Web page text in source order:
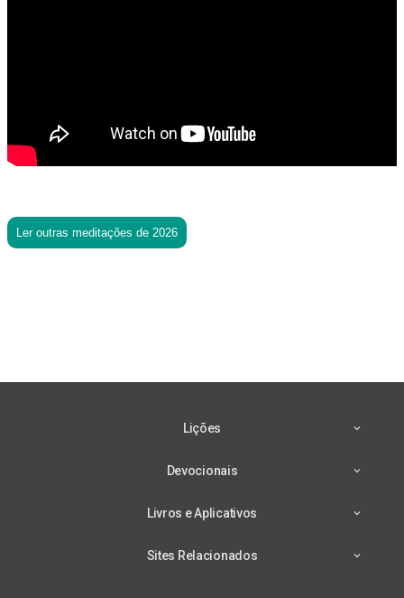
Ler outras meditações de 2026
Lições
Devocionais
Livros e Aplicativos
Sites Relacionados